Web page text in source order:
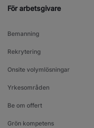
För arbetsgivare
Bemanning
Rekrytering
Onsite volymlösningar
Yrkesområden
Be om offert
Grön kompetens